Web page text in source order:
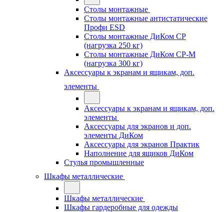
Столы монтажные
Столы монтажные антистатические
Профи ESD
Столы монтажные ДиКом СР
(нагрузка 250 кг)
Столы монтажные ДиКом СР-М
(нагрузка 300 кг)
Аксессуары к экранам и ящикам, доп.
элементы
Аксессуары к экранам и ящикам, доп.
элементы
Аксессуары для экранов и доп.
элементы ДиКом
Аксессуары для экранов Практик
Наполнение для ящиков ДиКом
Стулья промышленные
Шкафы металлические
Шкафы металлические
Шкафы гардеробные для одежды